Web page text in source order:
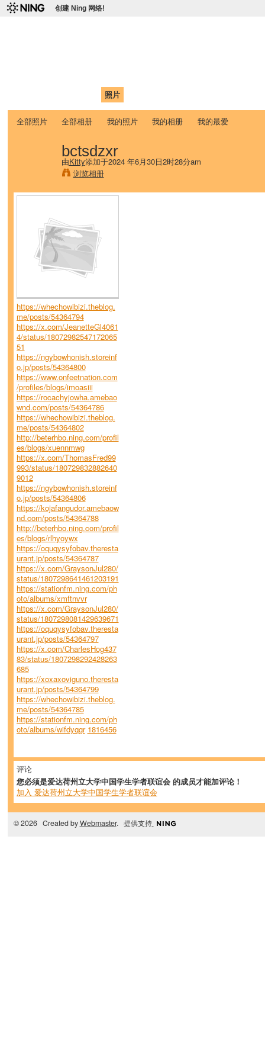
创建 Ning 网络!
照片
全部照片 全部相册 我的照片 我的相册 我的最爱
bctsdzxr
由Kitty添加于2024 年6月30日2时28分am
浏览相册
https://whechowibizi.theblog.
me/posts/54364794
https://x.com/JeanetteGl4061
4/status/18072982547172065
51
https://ngybowhonish.storeinf
o.jp/posts/54364800
https://www.onfeetnation.com
/profiles/blogs/imoasiii
https://rocachyjowha.amebao
wnd.com/posts/54364786
https://whechowibizi.theblog.
me/posts/54364802
http://beterhbo.ning.com/profil
es/blogs/xuennmwg
https://x.com/ThomasFred99
993/status/180729832882640
9012
https://ngybowhonish.storeinf
o.jp/posts/54364806
https://kojafangudor.amebaow
nd.com/posts/54364788
http://beterhbo.ning.com/profil
es/blogs/rlhyoywx
https://oquqysyfobav.theresta
urant.jp/posts/54364787
https://x.com/GraysonJul280/
status/1807298641461203191
https://stationfm.ning.com/ph
oto/albums/xmftnvvr
https://x.com/GraysonJul280/
status/1807298081429639671
https://oquqysyfobav.theresta
urant.jp/posts/54364797
https://x.com/CharlesHog437
83/status/1807298292428263
685
https://xoxaxoviguno.theresta
urant.jp/posts/54364799
https://whechowibizi.theblog.
me/posts/54364785
https://stationfm.ning.com/ph
oto/albums/wifdyqgr 1816456
评论
您必须是爱达荷州立大学中国学生学者联谊会 的成员才能加评论！
加入 爱达荷州立大学中国学生学者联谊会
© 2026 Created byWebmaster. 提供支持